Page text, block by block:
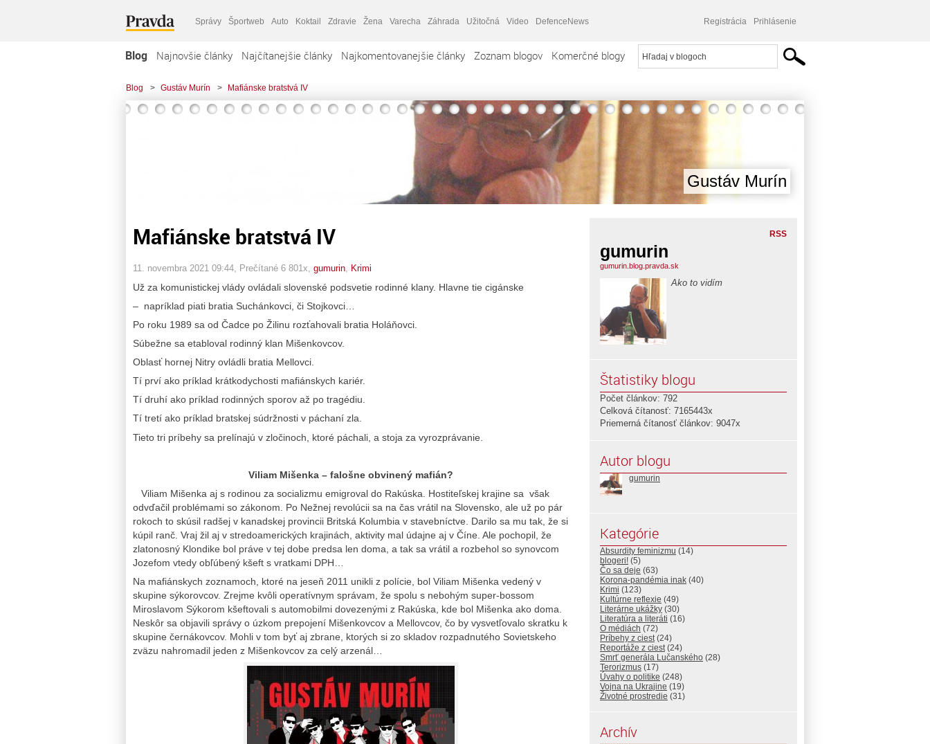
Správy Športweb Auto Koktail Zdravie Žena Varecha Záhrada Užitočná Video DefenceNews Registrácia Prihlásenie
Blog Najnovšie články Najčítanejšie články Najkomentovanejšie články Zoznam blogov Komerčné blogy
Blog > Gustáv Murín > Mafiánske bratstvá IV
Gustáv Murín
Mafiánske bratstvá IV
11. novembra 2021 09:44 , Prečítané 6 801x, gumurin Krimi
Už za komunistickej vlády ovládali slovenské podsvetie rodinné klany. Hlavne tie cigánske
– napríklad piati bratia Suchánkovci, či Stojkovci…
Po roku 1989 sa od Čadce po Žilinu rozťahovali bratia Holáňovci.
Súbežne sa etabloval rodinný klan Mišenkovcov.
Oblasť hornej Nitry ovládli bratia Mellovci.
Tí prví ako príklad krátkodychosti mafiánskych kariér.
Tí druhí ako príklad rodinných sporov až po tragédiu.
Tí tretí ako príklad bratskej súdržnosti v páchaní zla.
Tieto tri príbehy sa prelínajú v zločinoch, ktoré páchali, a stoja za vyrozprávanie.
Viliam Mišenka – falošne obvinený mafián?
Viliam Mišenka aj s rodinou za socializmu emigroval do Rakúska. Hostiteľskej krajine sa však
odvďačil problémami so zákonom. Po Nežnej revolúcii sa na čas vrátil na Slovensko, ale už po pár
rokoch to skúsil radšej v kanadskej provincii Britská Kolumbia v stavebníctve. Darilo sa mu tak, že si
kúpil ranč. Vraj žil aj v stredoamerických krajinách, aktivity mal údajne aj v Číne. Ale pochopil, že
zlatonosný Klondike bol práve v tej dobe predsa len doma, a tak sa vrátil a rozbehol so synovcom
Jozefom vtedy obľúbený kšeft s vratkami DPH…
Na mafiánskych zoznamoch, ktoré na jeseň 2011 unikli z polície, bol Viliam Mišenka vedený v
skupine sýkorovcov. Zrejme kvôli operatívnym správam, že spolu s nebohým super-bossom
Miroslavom Sýkorom kšeftovali s automobilmi dovezenými z Rakúska, kde bol Mišenka ako doma.
Neskôr sa objavili správy o úzkom prepojení Mišenkovcov a Mellovcov, čo by vysvetľovalo skratku k
skupine černákovcov. Mohli v tom byť aj zbrane, ktorých si zo skladov rozpadnutého Sovietskeho
zväzu nahromadil jeden z Mišenkovcov za celý arzenál…
RSS
gumurin
gumurin.blog.pravda.sk
Ako to vidím
Štatistiky blogu
Počet článkov: 792
Celková čítanosť: 7165443x
Priemerná čítanosť článkov: 9047x
Autor blogu
gumurin
Kategórie
Absurdity feminizmu (14)
blogeri! (5)
Čo sa deje (63)
Korona-pandémia inak (40)
Krimi (123)
Kultúrne reflexie (49)
Literárne ukážky (30)
Literatúra a literáti (16)
O médiách (72)
Príbehy z ciest(24)
Reportáže z ciest(24)
Smrť generála Lučanského (28)
Terorizmus (17)
Úvahy o politike (248)
Vojna na Ukrajine (19)
Životné prostredie (31)
Archív